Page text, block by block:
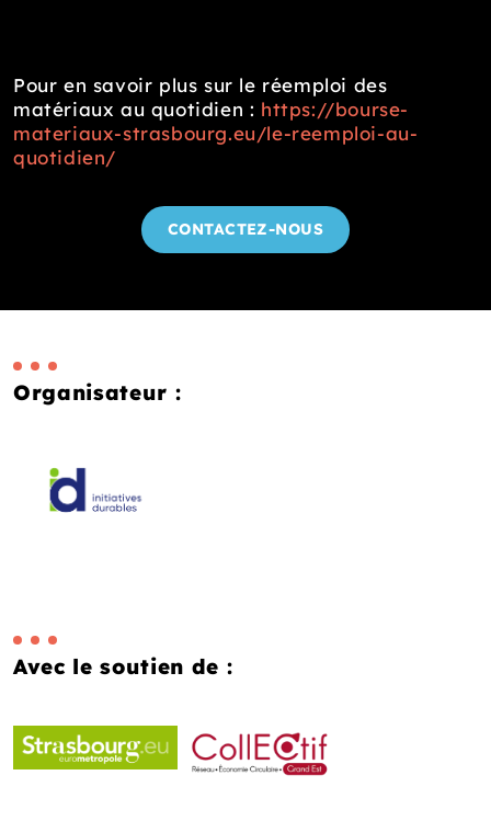
Pour en savoir plus sur le réemploi des
matériaux au quotidien : https://bourse-
materiaux-strasbourg.eu/le-reemploi-au-
quotidien/
CONTACTEZ-NOUS
Organisateur :
Avec le soutien de :